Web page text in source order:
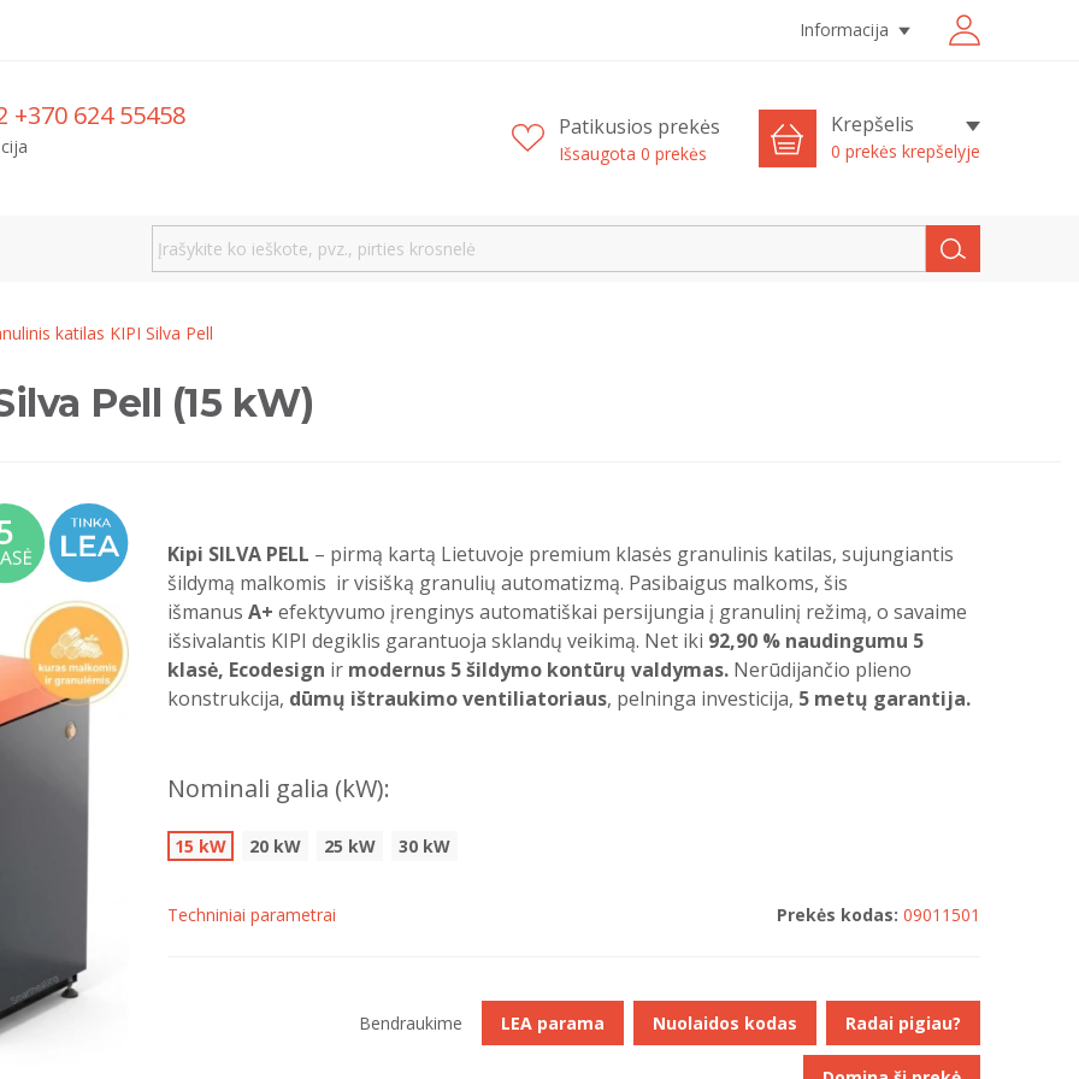
Informacija
+370 624 55458 Patikusios prekės
Išsaugota 0 prekės
Krepšelis
0 prekės krepšelyje
katilas KIPI Silva Pell
Pell (15 kW)
Kipi SILVA PELL – pirmą kartą Lietuvoje premium klasės granulinis katilas, sujungiantis
šildymą malkomis ir visišką granulių automatizmą. Pasibaigus malkoms, šis
išmanus A+ efektyvumo įrenginys automatiškai persijungia į granulinį režimą, o savaime
išsivalantis KIPI degiklis garantuoja sklandų veikimą. Net iki 92,90 % naudingumu 5
klasė, Ecodesign ir modernus 5 šildymo kontūrų valdymas. Nerūdijančio plieno
konstrukcija, dūmų ištraukimo ventiliatoriaus, pelninga investicija, 5 metų garantija.
Nominali galia (kW):
15 kW 20 kW 25 kW 30 kW
Techniniai parametrai Prekės kodas: 09011501
Bendraukime LEA parama Nuolaidos kodas Radai pigiau?